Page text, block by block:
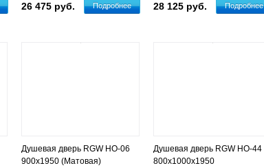
26 475 руб. Подробнее 28 125 руб. Подробнее
Душевая дверь RGW HO-06
900x1950 (Матовая)
Душевая дверь RGW HO-44
800x1000х1950